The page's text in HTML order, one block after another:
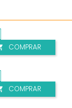
COMPRAR
COMPRAR